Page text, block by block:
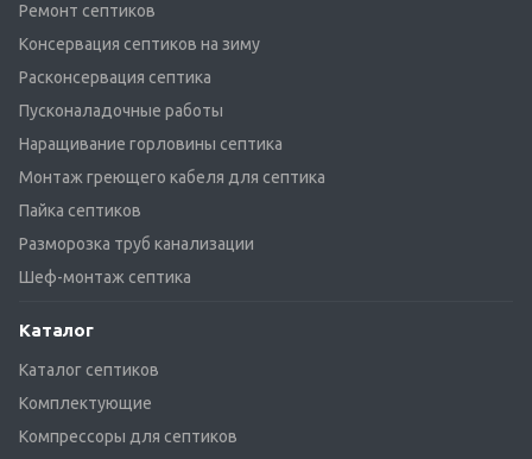
Ремонт септиков
Консервация септиков на зиму
Расконсервация септика
Пусконаладочные работы
Наращивание горловины септика
Монтаж греющего кабеля для септика
Пайка септиков
Разморозка труб канализации
Шеф-монтаж септика
Каталог
Каталог септиков
Комплектующие
Компрессоры для септиков